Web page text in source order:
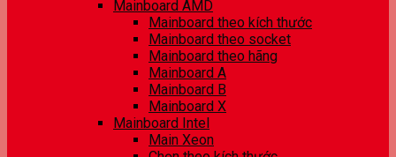
Mainboard AMD
Mainboard theo kích thước
Mainboard theo socket
Mainboard theo hãng
Mainboard A
Mainboard B
Mainboard X
Mainboard Intel
Main Xeon